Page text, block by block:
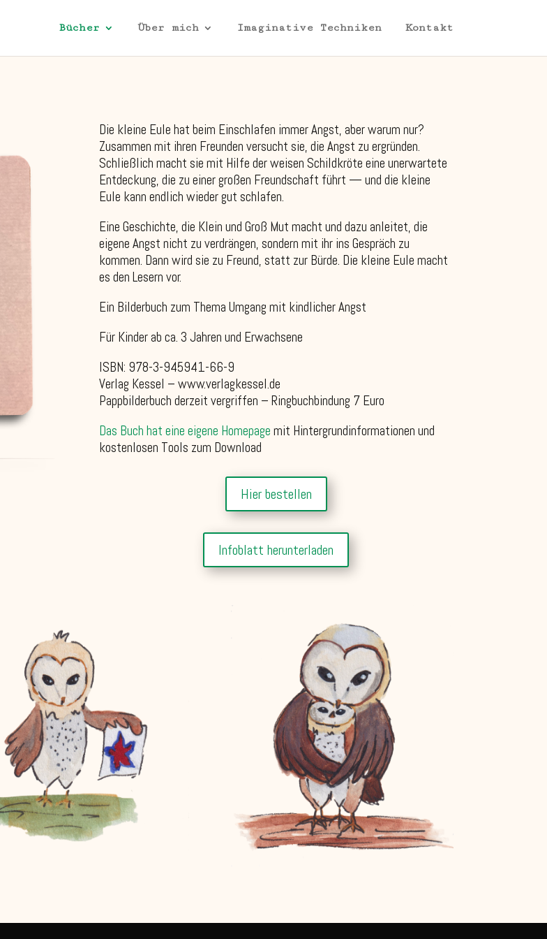
Bücher Über mich Imaginative Techniken Kontakt
Die kleine Eule hat beim Einschlafen immer Angst, aber warum nur?
Zusammen mit ihren Freunden versucht sie, die Angst zu ergründen.
Schließlich macht sie mit Hilfe der weisen Schildkröte eine unerwartete
Entdeckung, die zu einer großen Freundschaft führt — und die kleine
Eule kann endlich wieder gut schlafen.
Eine Geschichte, die Klein und Groß Mut macht und dazu anleitet, die
eigene Angst nicht zu verdrängen, sondern mit ihr ins Gespräch zu
kommen. Dann wird sie zu Freund, statt zur Bürde. Die kleine Eule macht
es den Lesern vor.
Ein Bilderbuch zum Thema Umgang mit kindlicher Angst
Für Kinder ab ca. 3 Jahren und Erwachsene
ISBN: 978-3-945941-66-9
Verlag Kessel – www.verlagkessel.de
Pappbilderbuch derzeit vergriffen – Ringbuchbindung 7 Euro
Das Buch hat eine eigene Homepage mit Hintergrundinformationen und
kostenlosen Tools zum Download
Hier bestellen
Infoblatt herunterladen